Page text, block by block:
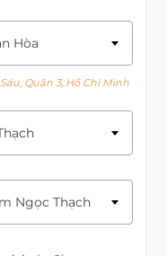
Hòa
Quận 3, Hồ Chí Minh
Ngọc Thạch